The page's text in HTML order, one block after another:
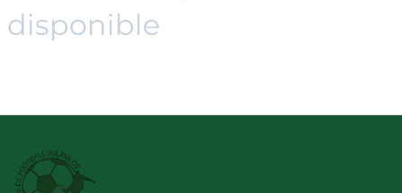
disponible